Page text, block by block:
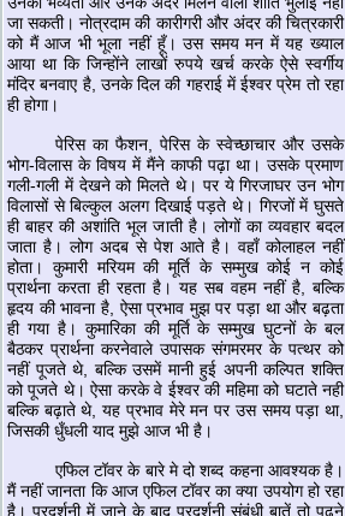
जा सकती। नोत्रदाम की कारीगरी और अंदर की चित्रकारी
को मैं आज भी भूला नहीं हूँ। उस समय मन में यह ख्याल
आया था कि जिन्होंने लाखों रुपये खर्च करके ऐसे स्वर्गीय
मंदिर बनवाए है, उनके दिल की गहराई में ईश्वर प्रेम तो रहा
ही होगा।
पेरिस का फैशन, पेरिस के स्वेच्छाचार और उसके
भोग-विलास के विषय में मैंने काफी पढ़ा था। उसके प्रमाण
गली-गली में देखने को मिलते थे। पर ये गिरजाघर उन भोग
विलासों से बिल्कुल अलग दिखाई पड़ते थे। गिरजों में घुसते
ही बाहर की अशांति भूल जाती है। लोगों का व्यवहार बदल
जाता है। लोग अदब से पेश आते है। वहाँ कोलाहल नहीं
होता। कुमारी मरियम की मूर्ति के सम्मुख कोई न कोई
प्रार्थना करता ही रहता है। यह सब वहम नहीं है, बल्कि
हृदय की भावना है, ऐसा प्रभाव मुझ पर पड़ा था और बढ़ता
ही गया है। कुमारिका की मूर्ति के सम्मुख घुटनों के बल
बैठकर प्रार्थना करनेवाले उपासक संगमरमर के पत्थर को
नहीं पूजते थे, बल्कि उसमें मानी हुई अपनी कल्पित शक्ति
को पूजते थे। ऐसा करके वे ईश्वर की महिमा को घटाते नही
बल्कि बढ़ाते थे, यह प्रभाव मेरे मन पर उस समय पड़ा था,
जिसकी धुँधली याद मुझे आज भी है।
एफिल टॉवर के बारे मे दो शब्द कहना आवश्यक है।
मैं नहीं जानता कि आज एफिल टॉवर का क्या उपयोग हो रहा
है। प्रदर्शनी में जाने के बाद प्रदर्शनी संबंधी बातें तो पढ़ने